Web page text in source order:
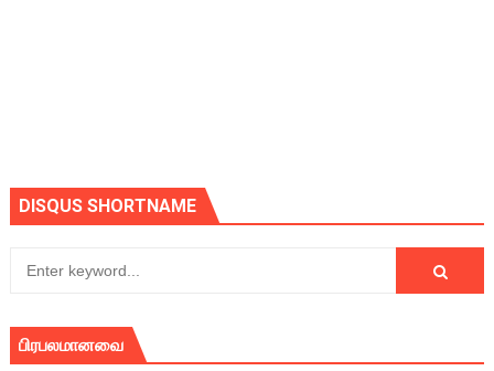
DISQUS SHORTNAME
பிரபலமானவை